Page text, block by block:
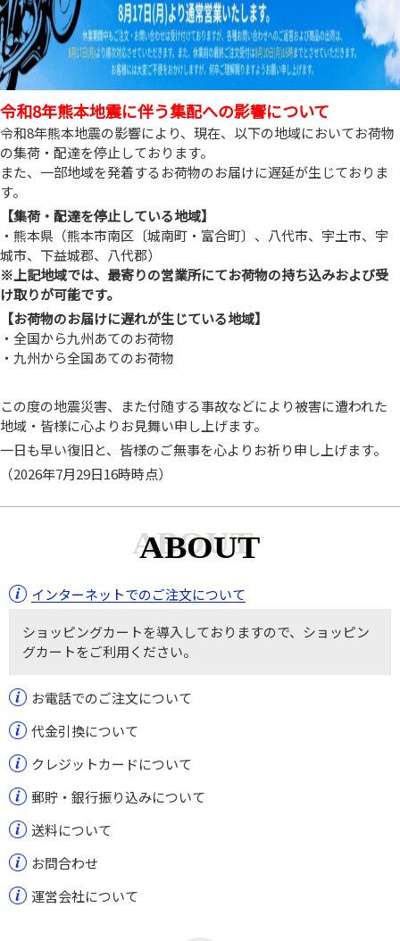
令和8年熊本地震に伴う集配への影響について
令和8年熊本地震の影響により、現在、以下の地域においてお荷物
の集荷・配達を停止しております。
また、一部地域を発着するお荷物のお届けに遅延が生じておりま
す。
【集荷・配達を停止している地域】
・熊本県（熊本市南区〔城南町・富合町〕、八代市、宇土市、宇
城市、下益城郡、八代郡）
※上記地域では、最寄りの営業所にてお荷物の持ち込みおよび受
け取りが可能です。
【お荷物のお届けに遅れが生じている地域】
・全国から九州あてのお荷物
・九州から全国あてのお荷物
この度の地震災害、また付随する事故などにより被害に遭われた
地域・皆様に心よりお見舞い申し上げます。
一日も早い復旧と、皆様のご無事を心よりお祈り申し上げます。
（2026年7月29日16時時点）
ABOUT
インターネットでのご注文について
ショッピングカートを導入しておりますので、ショッピン
グカートをご利用ください。
お電話でのご注文について
代金引換について
クレジットカードについて
郵貯・銀行振り込みについて
送料について
お問合わせ
運営会社について